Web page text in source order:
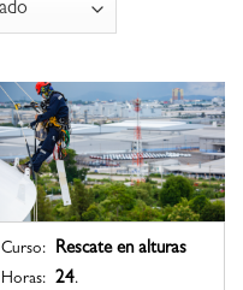
Curso: Rescate en alturas
Horas: 24.